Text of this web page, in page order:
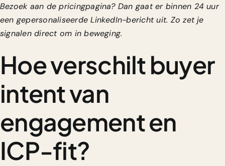
Bezoek aan de pricingpagina? Dan gaat er binnen 24 uur
een gepersonaliseerde LinkedIn-bericht uit. Zo zet je
signalen direct om in beweging.
Hoe verschilt buyer
intent van
engagement en
ICP-fit?